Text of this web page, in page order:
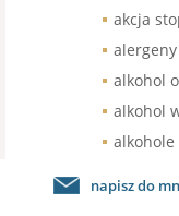
akcja
alergeny
alkohol
alkohol
napisz do